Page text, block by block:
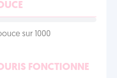
sur 1000
FONCTIONNE